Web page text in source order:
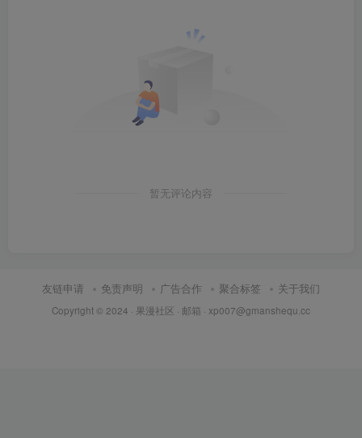
暂无评论内容
友链申请 免责声明 广告合作 聚合标签 关于我们
Copyright © 2024 · 果漫社区 · 邮箱 · xp007@gmanshequ.cc